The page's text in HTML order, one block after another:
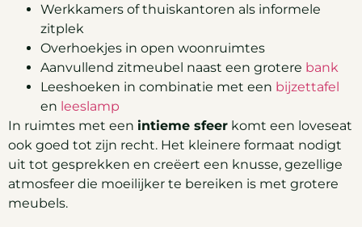
Werkkamers of thuiskantoren als informele
zitplek
Overhoekjes in open woonruimtes
Aanvullend zitmeubel naast een grotere bank
Leeshoeken in combinatie met een bijzettafel
en leeslamp
In ruimtes met een intieme sfeer komt een loveseat
ook goed tot zijn recht. Het kleinere formaat nodigt
uit tot gesprekken en creëert een knusse, gezellige
atmosfeer die moeilijker te bereiken is met grotere
meubels.